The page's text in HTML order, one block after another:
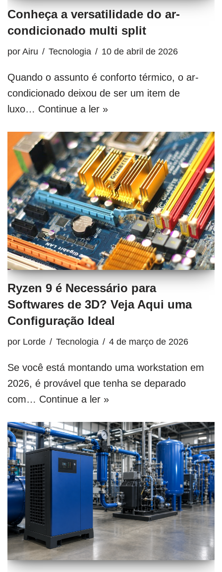
Conheça a versatilidade do ar-
condicionado multi split
por Airu Tecnologia 10 de abril de 2026
Quando o assunto é conforto térmico, o ar-
condicionado deixou de ser um item de
luxo… Continue a ler »
Ryzen 9 é Necessário para
Softwares de 3D? Veja Aqui uma
Configuração Ideal
por Lorde Tecnologia 4 de março de 2026
Se você está montando uma workstation em
2026, é provável que tenha se deparado
com… Continue a ler »